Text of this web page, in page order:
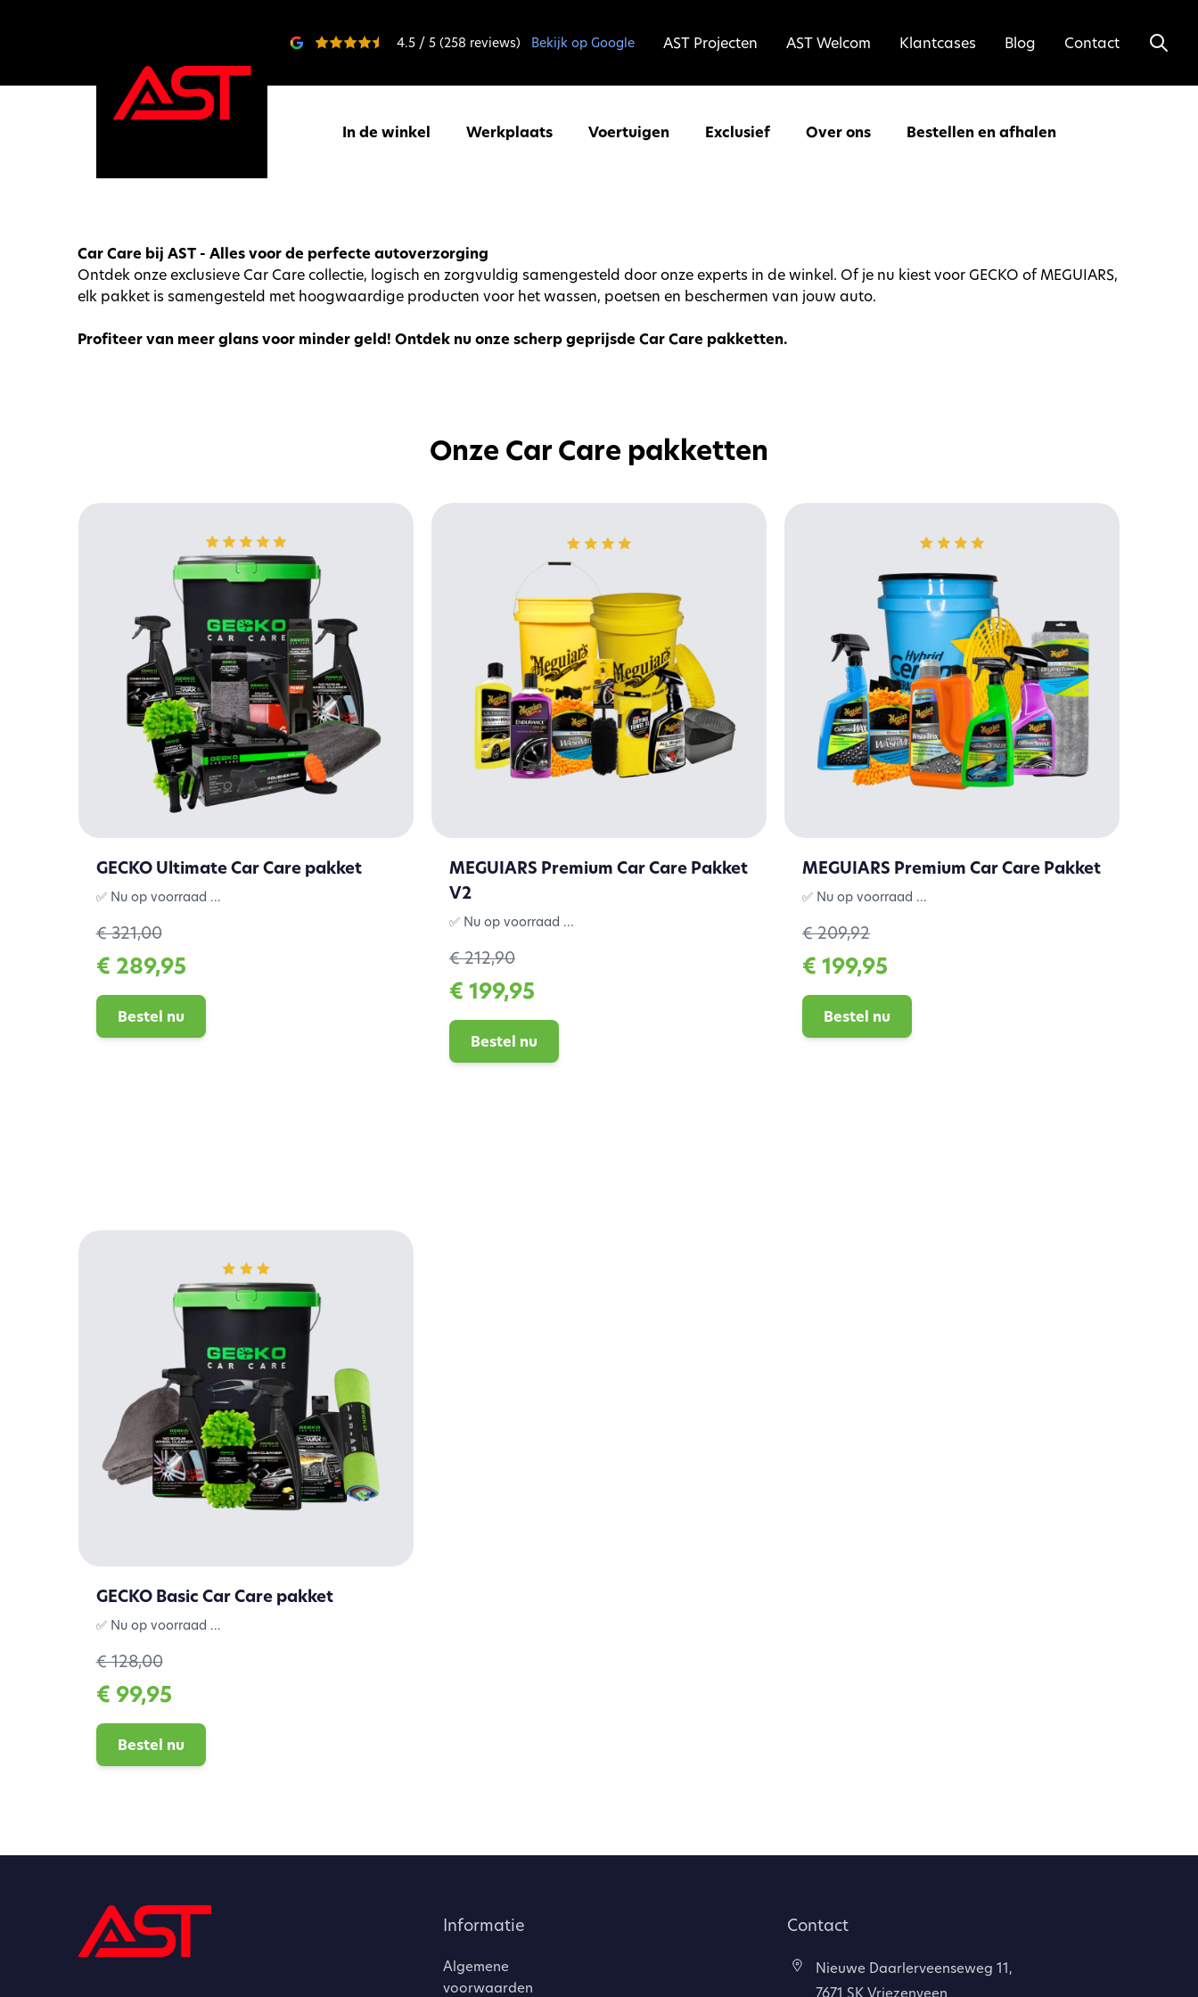
4.5 / 5 (258 reviews) Bekijk op Google AST Projecten AST Welcom Klantcases Blog Contact
In de winkel Werkplaats Voertuigen Exclusief Over ons Bestellen en afhalen
Car Care bij AST - Alles voor de perfecte autoverzorging
Ontdek onze exclusieve Car Care collectie, logisch en zorgvuldig samengesteld door onze experts in de winkel. Of je nu kiest voor GECKO of MEGUIARS,
elk pakket is samengesteld met hoogwaardige producten voor het wassen, poetsen en beschermen van jouw auto.
Profiteer van meer glans voor minder geld! Ontdek nu onze scherp geprijsde Car Care pakketten.
Onze Car Care pakketten
GECKO Ultimate Car Care pakket
✅ Nu op voorraad ...
€ 321,00
€ 289,95
Bestel nu
MEGUIARS Premium Car Care Pakket
V2
✅ Nu op voorraad ...
€ 212,90
€ 199,95
Bestel nu
MEGUIARS Premium Car Care Pakket
✅ Nu op voorraad ...
€ 209,92
€ 199,95
Bestel nu
GECKO Basic Car Care pakket
✅ Nu op voorraad ...
€ 128,00
€ 99,95
Bestel nu
Informatie
Algemene
voorwaarden
Contact
Nieuwe Daarlerveenseweg 11,
7671 SK Vriezenveen